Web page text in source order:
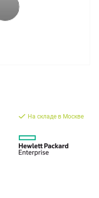
На складе в Москве